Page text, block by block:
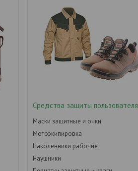
Средства защиты пользователя
Маски защитные и очки
Мотоэкипировка
Наколенники рабочие
Наушники